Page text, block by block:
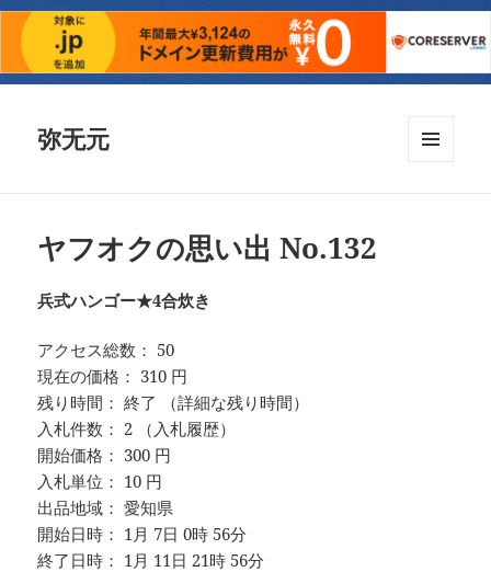
弥无元
ヤフオクの思い出 No.132
兵式ハンゴー★4合炊き
アクセス総数： 50
現在の価格： 310 円
残り時間： 終了 （詳細な残り時間）
入札件数： 2 （入札履歴）
開始価格： 300 円
入札単位： 10 円
出品地域： 愛知県
開始日時： 1月 7日 0時 56分
終了日時： 1月 11日 21時 56分